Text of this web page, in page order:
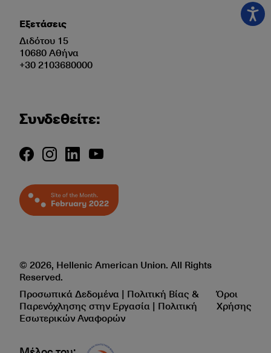
Εξετάσεις
Διδότου 15
10680 Αθήνα
+30 2103680000
Συνδεθείτε:
© 2026, Hellenic American Union. All Rights
Reserved.
Προσωπικά Δεδομένα | Πολιτική Βίας &
Παρενόχλησης στην Εργασία | Πολιτική
Εσωτερικών Αναφορών
Όροι
Χρήσης